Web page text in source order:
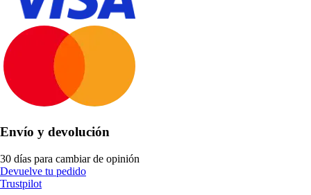
Envío y devolución
30 días para cambiar de opinión
Devuelve tu pedido
Trustpilot